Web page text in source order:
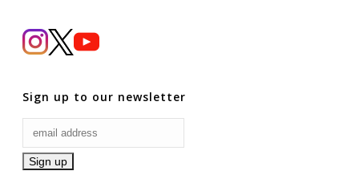
Sign up to our newsletter